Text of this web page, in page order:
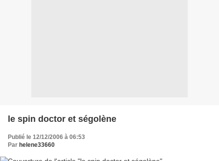
le spin doctor et ségolène
Publié le 12/12/2006 à 06:53
Par helene33660